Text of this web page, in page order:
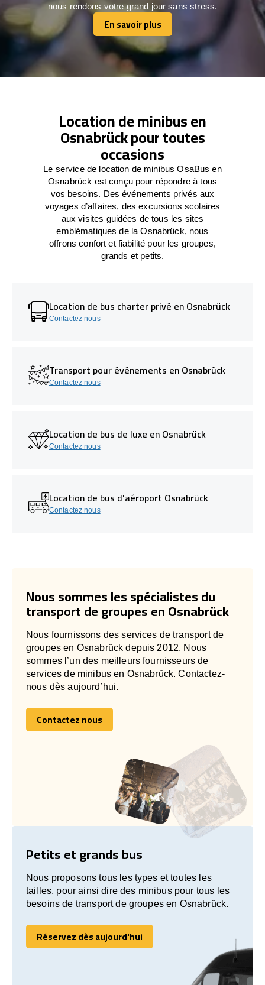
nous rendons votre grand jour sans stress.
En savoir plus
En savoir plus
Location de minibus en
Osnabrück pour toutes
occasions
Le service de location de minibus OsaBus en
Osnabrück est conçu pour répondre à tous
vos besoins. Des événements privés aux
voyages d’affaires, des excursions scolaires
aux visites guidées de tous les sites
emblématiques de la Osnabrück, nous
offrons confort et fiabilité pour les groupes,
grands et petits.
Location de bus charter privé en Osnabrück
Contactez nous
Transport pour événements en Osnabrück
Contactez nous
Location de bus de luxe en Osnabrück
Contactez nous
Location de bus d'aéroport Osnabrück
Contactez nous
Nous sommes les spécialistes du
transport de groupes en Osnabrück
Nous fournissons des services de transport de
groupes en Osnabrück depuis 2012. Nous
sommes l’un des meilleurs fournisseurs de
services de minibus en Osnabrück. Contactez-
nous dès aujourd’hui.
Contactez nous
Contactez nous
Petits et grands bus
Nous proposons tous les types et toutes les
tailles, pour ainsi dire des minibus pour tous les
besoins de transport de groupes en Osnabrück.
Réservez dès aujourd'hui
Réservez dès aujourd'hui